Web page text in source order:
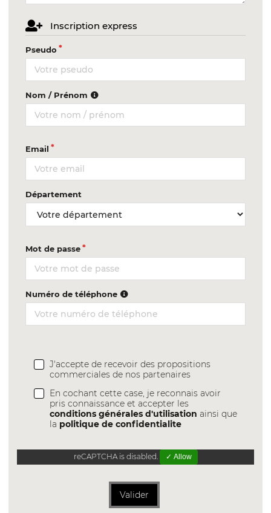
Inscription express
Pseudo
Nom / Prénom
Email
Département
Mot de passe
Numéro de téléphone
J'accepte de recevoir des propositions
commerciales de nos partenaires
En cochant cette case, je reconnais avoir
pris connaissance et accepter les
conditions générales d'utilisation ainsi que
la politique de confidentialite
reCAPTCHA is disabled. ✓ Allow
Valider